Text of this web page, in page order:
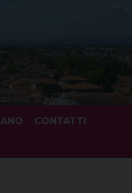
CONTATTI